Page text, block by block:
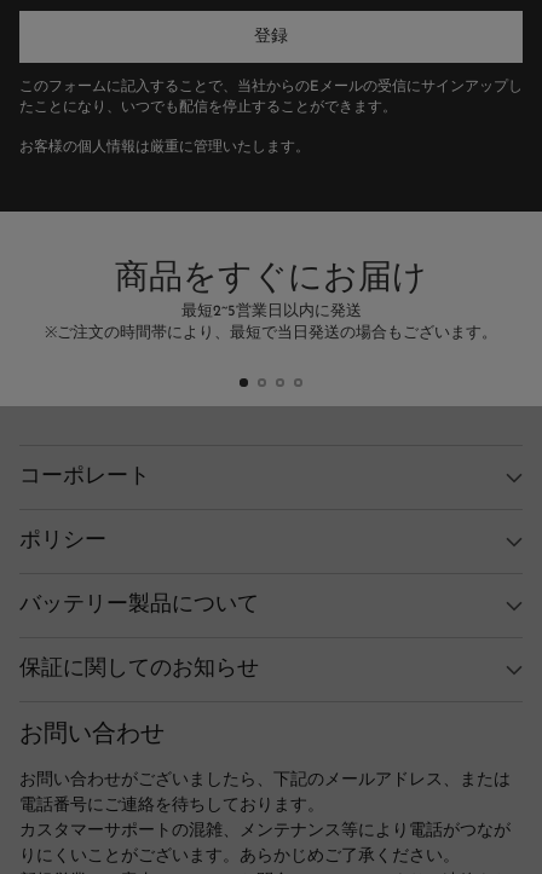
メ
ー
ア
レ
登録
このフォームに記入することで、当社からのEメールの受信にサインアップし
たことになり、いつでも配信を停止することができます。
お客様の個人情報は厳重に管理いたします。
商品をすぐにお届け
最短2~5営業日以内に発送
※ご注文の時間帯により、最短で当日発送の場合もございます。
コーポレート
ポリシー
バッテリー製品について
保証に関してのお知らせ
お問い合わせ
お問い合わせがございましたら、下記のメールアドレス、または
電話番号にご連絡を待ちしております。
カスタマーサポートの混雑、メンテナンス等により電話がつなが
りにくいことがございます。あらかじめご了承ください。